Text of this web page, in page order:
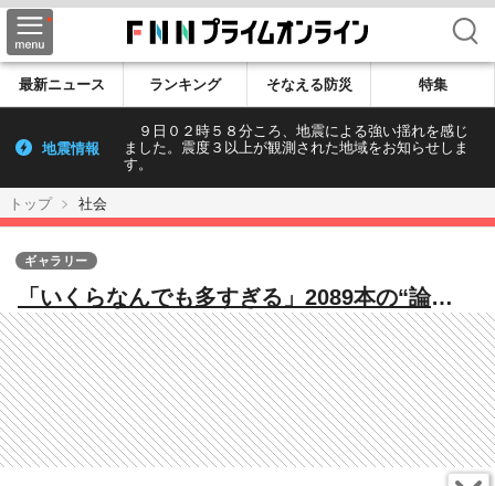
検索
最新ニュース ランキング そなえる防災 特集
地震情報
９日０２時５８分ころ、地震による強い揺れを感じ
ました。震度３以上が観測された地域をお知らせしま
す。
トップ 社会
「いくらなんでも多すぎる」2089本の“論
文”仰天内容 学会報告あとがきに「街並みが
素敵」…水増し疑惑の大学トップ直撃
ギャラリー